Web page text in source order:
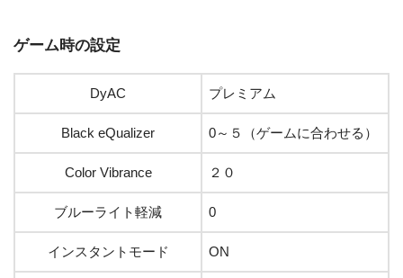
ゲーム時の設定
DyAC プレミアム
Black eQualizer 0～５（ゲームに合わせる）
Color Vibrance ２０
ブルーライト軽減 0
インスタントモード ON